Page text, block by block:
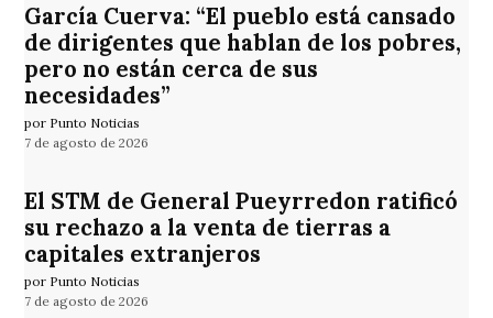
García Cuerva: “El pueblo está cansado
de dirigentes que hablan de los pobres,
pero no están cerca de sus
necesidades”
por Punto Noticias
7 de agosto de 2026
El STM de General Pueyrredon ratificó
su rechazo a la venta de tierras a
capitales extranjeros
por Punto Noticias
7 de agosto de 2026